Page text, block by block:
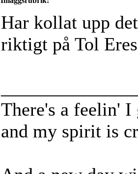
Har kollat upp
riktigt på Tol
There's a feelin'
and my spirit is